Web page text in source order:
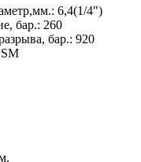
6,4(1/4")
бар.: 260
бар.: 920